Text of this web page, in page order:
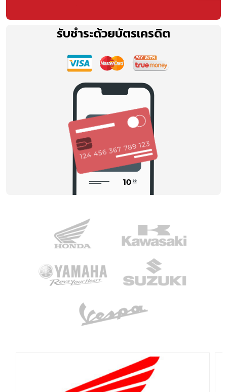
รับชำระด้วยบัตรเครดิต